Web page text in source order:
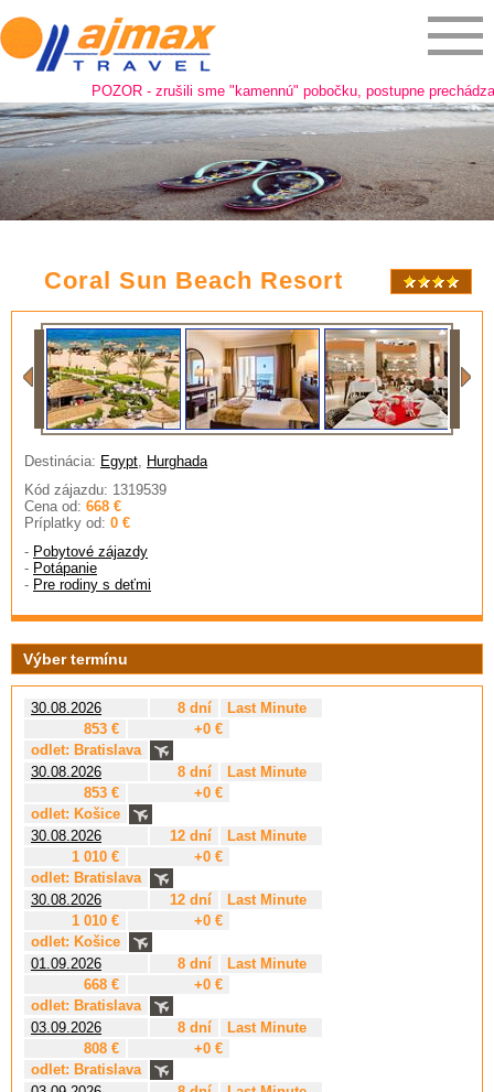
POZOR - zrušili sme "kamennú" pobočku, postupne
Coral Sun Beach Resort
Destinácia: Egypt, Hurghada
Kód zájazdu: 1319539
Cena od: 668 €
Príplatky od: 0 €
- Pobytové zájazdy
- Potápanie
- Pre rodiny s deťmi
Výber termínu
30.08.2026 8 dní
Last Minute
853 €
+0 €
odlet: Bratislava
30.08.2026
8 dní
Last Minute
853 €
+0 €
odlet: Košice
30.08.2026
12 dní
Last Minute
1 010 €
+0 €
odlet: Bratislava
30.08.2026
12 dní
Last Minute
1 010 €
+0 €
odlet: Košice
01.09.2026
8 dní
Last Minute
668 €
+0 €
odlet: Bratislava
03.09.2026
8 dní
Last Minute
808 €
+0 €
odlet: Bratislava